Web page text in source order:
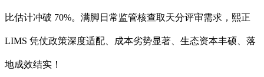
比估计冲破 70%。满脚日常监管核查取天分评审需求，熙正
LIMS 凭仗政策深度适配、成本劣势显著、生态资本丰硕、落
地成效结实！